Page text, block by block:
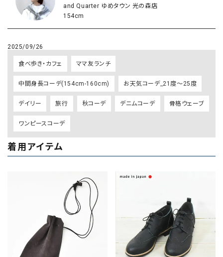
and Quarter ゆめタウン 光の森店
154cm
2025/09/26
食べ歩き・カフェ ママ友ランチ
中間身長コーデ(154cm-160cm) お天気コーデ_21度～25度
デイリー 旅行 秋コーデ デニムコーデ 骨格ウェーブ
ワンピースコーデ
着用アイテム